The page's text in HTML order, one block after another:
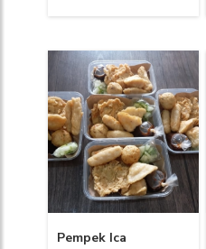
Pempek Ica